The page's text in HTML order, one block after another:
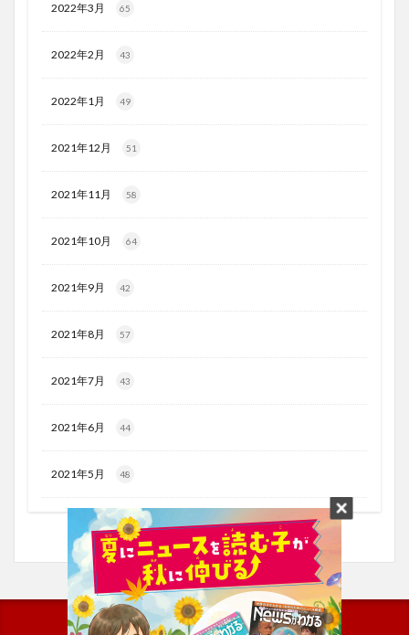
2022年3月 65
2022年2月 43
2022年1月 49
2021年12月 51
2021年11月 58
2021年10月 64
2021年9月 42
2021年8月 57
2021年7月 43
2021年6月 44
2021年5月 48